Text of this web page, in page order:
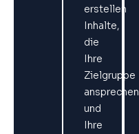
erstellen
Inhalte,
die
Ihre
Zielgruppe
ansprechen
und
Ihre